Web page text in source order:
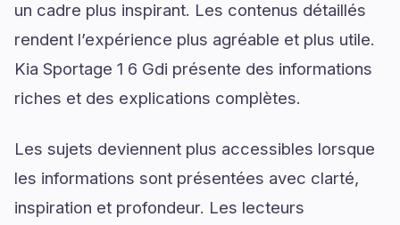
un cadre plus inspirant. Les contenus détaillés
rendent l’expérience plus agréable et plus utile.
Kia Sportage 1 6 Gdi présente des informations
riches et des explications complètes.
Les sujets deviennent plus accessibles lorsque
les informations sont présentées avec clarté,
inspiration et profondeur. Les lecteurs